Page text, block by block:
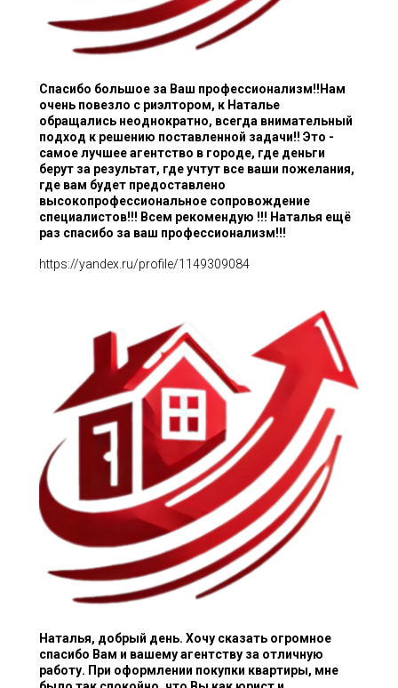
Спасибо большое за Ваш профессионализм!!Нам
очень повезло с риэлтором, к Наталье
обращались неоднократно, всегда внимательный
подход к решению поставленной задачи!! Это -
самое лучшее агентство в городе, где деньги
берут за результат, где учтут все ваши пожелания,
где вам будет предоставлено
высокопрофессиональное сопровождение
специалистов!!! Всем рекомендую !!! Наталья ещё
раз спасибо за ваш профессионализм!!!
https://yandex.ru/profile/1149309084
Наталья, добрый день. Хочу сказать огромное
спасибо Вам и вашему агентству за отличную
работу. При оформлении покупки квартиры, мне